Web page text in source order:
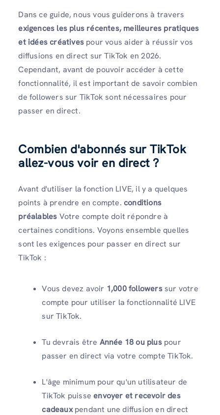
Dans ce guide, nous vous guiderons à travers
exigences les plus récentes, meilleures pratiques
et idées créatives pour vous aider à réussir vos
diffusions en direct sur TikTok en 2026.
Cependant, avant de pouvoir accéder à cette
fonctionnalité, il est important de savoir combien
de followers sur TikTok sont nécessaires pour
passer en direct.
Combien d'abonnés sur TikTok
allez-vous voir en direct ?
Avant d'utiliser la fonction LIVE, il y a quelques
points à prendre en compte. conditions
préalables Votre compte doit répondre à
certaines conditions. Voyons ensemble quelles
sont les exigences pour passer en direct sur
TikTok :
Vous devez avoir 1,000 followerssur votre
compte pour utiliser la fonctionnalité LIVE
sur TikTok.
Tu devrais être Année 18 ou pluspour
passer en direct via votre compte TikTok.
L'âge minimum pour qu'un utilisateur de
TikTok puisseenvoyer et recevoir des
cadeauxpendant une diffusion en direct